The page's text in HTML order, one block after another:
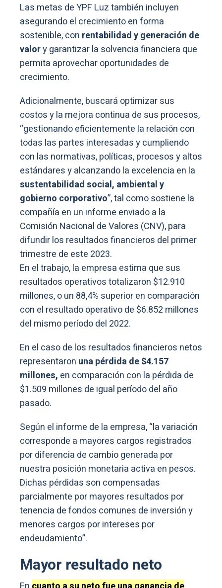
Las metas de YPF Luz también incluyen
asegurando el crecimiento en forma
sostenible, con rentabilidad y generación de
valory garantizar la solvencia financiera que
permita aprovechar oportunidades de
crecimiento.
Adicionalmente, buscará optimizar sus
costos y la mejora continua de sus procesos,
“gestionando eficientemente la relación con
todas las partes interesadas y cumpliendo
con las normativas, políticas, procesos y altos
estándares y alcanzando la excelencia en la
sustentabilidad social, ambiental y
gobierno corporativo”, tal como sostiene la
compañía en un informe enviado a la
Comisión Nacional de Valores (CNV), para
difundir los resultados financieros del primer
trimestre de este 2023.
En el trabajo, la empresa estima que sus
resultados operativos totalizaron $12.910
millones, o un 88,4% superior en comparación
con el resultado operativo de $6.852 millones
del mismo período del 2022.
En el caso de los resultados financieros netos
representaron una pérdida de $4.157
millones, en comparación con la pérdida de
$1.509 millones de igual período del año
pasado.
Según el informe de la empresa, “la variación
corresponde a mayores cargos registrados
por diferencia de cambio generada por
nuestra posición monetaria activa en pesos.
Dichas pérdidas son compensadas
parcialmente por mayores resultados por
tenencia de fondos comunes de inversión y
menores cargos por intereses por
endeudamiento”.
Mayor resultado neto